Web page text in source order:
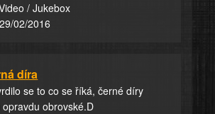
/ Jukebox
29/02/2016
díra
se to co se říká, černé díry
opravdu obrovské.D